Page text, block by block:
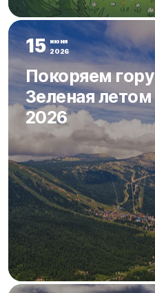
15 июня
2026
Покоряем гору
Зеленая летом
2026